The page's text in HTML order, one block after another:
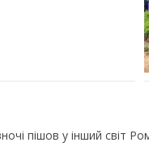
пішов у інший